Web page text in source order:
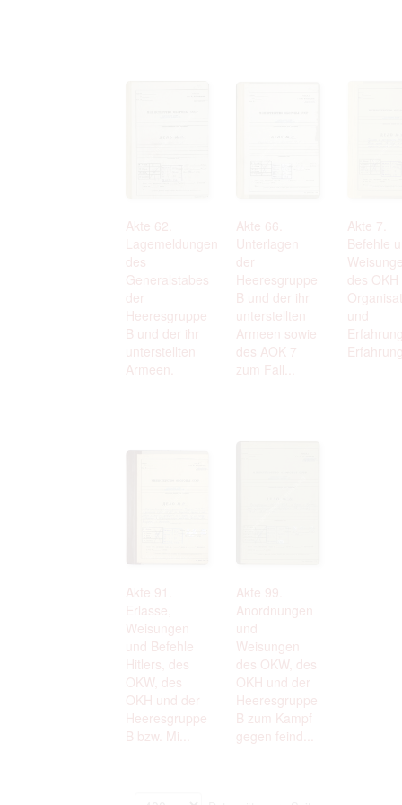
Akte 62.
Lagemeldungen
des
Generalstabes
der
Heeresgruppe
B und der ihr
unterstellten
Armeen.
Akte 66.
Unterlagen
der
Heeresgruppe
B und der ihr
unterstellten
Armeen sowie
des AOK 7
zum Fall...
Akte 7.
Befehle
des OKH
und
Akte 91.
Erlasse,
Weisungen
und Befehle
Hitlers, des
OKW, des
OKH und der
Heeresgruppe
B bzw. Mi...
Akte 99.
Anordnungen
und
Weisungen
des OKW, des
OKH und der
Heeresgruppe
B zum Kampf
gegen feind...